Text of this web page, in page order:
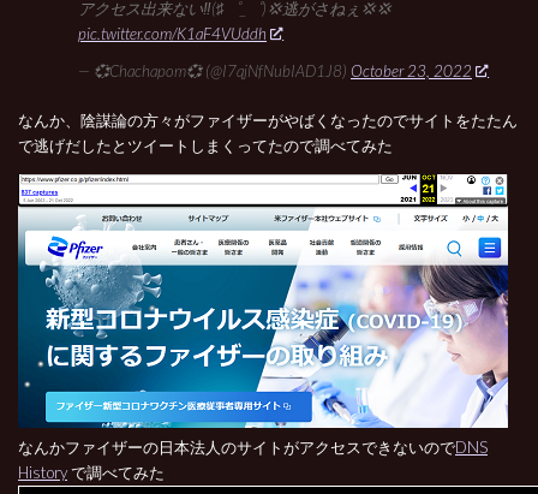
アクセス出来ない‼️(♯゜_゜)💢逃がさねぇ💢💢
pic.twitter.com/K1aF4VUddh
— 💞Chachapom💞 (@I7qjNfNubIAD1J8) October 23, 2022
なんか、陰謀論の方々がファイザーがやばくなったのでサイトをたたん
で逃げだしたとツイートしまくってたので調べてみた
なんかファイザーの日本法人のサイトがアクセスできないのでDNS
Historyで調べてみた